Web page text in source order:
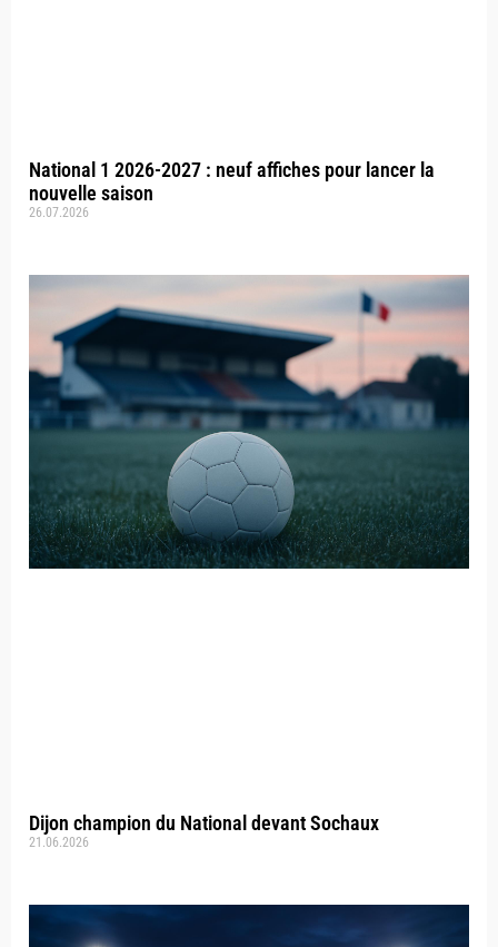
National 1 2026-2027 : neuf affiches pour lancer la
nouvelle saison
26.07.2026
Dijon champion du National devant Sochaux
21.06.2026